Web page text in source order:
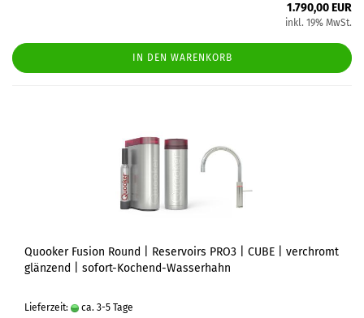
1.790,00 EUR
inkl. 19% MwSt.
IN DEN WARENKORB
Quooker Fusion Round | Reservoirs PRO3 | CUBE | verchromt
glänzend | sofort-Kochend-Wasserhahn
Lieferzeit: ca. 3-5 Tage